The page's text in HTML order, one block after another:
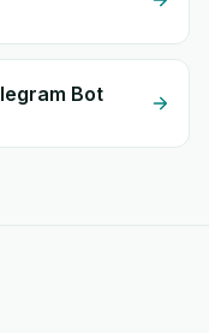
Bot